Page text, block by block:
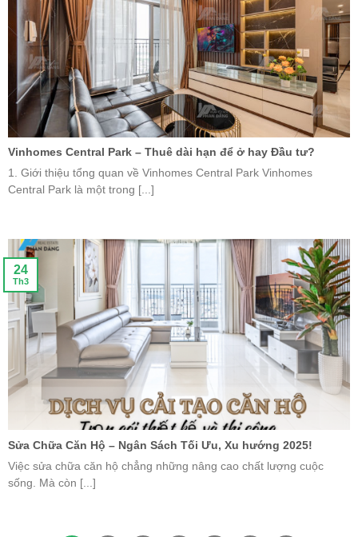
Vinhomes Central Park – Thuê dài hạn để ở hay Đầu tư?
1. Giới thiệu tổng quan về Vinhomes Central Park Vinhomes
Central Park là một trong [...]
Sửa Chữa Căn Hộ – Ngân Sách Tối Ưu, Xu hướng 2025!
Việc sửa chữa căn hộ chẳng những nâng cao chất lượng cuộc
sống. Mà còn [...]
24
Th3